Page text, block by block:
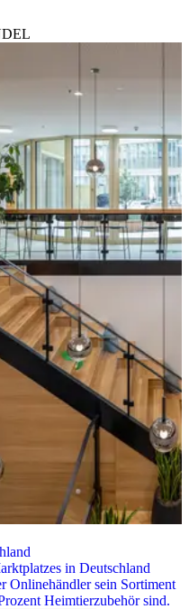
in Deutschland
Onlinehändler sein Sortiment
Heimtierzubehör sind.